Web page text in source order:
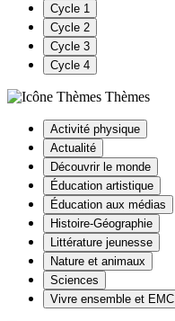
Cycle 1
Cycle 2
Cycle 3
Cycle 4
Thèmes
Activité physique
Actualité
Découvrir le monde
Éducation artistique
Éducation aux médias
Histoire-Géographie
Littérature jeunesse
Nature et animaux
Sciences
Vivre ensemble et EMC